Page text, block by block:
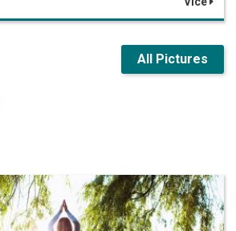
All Pictures